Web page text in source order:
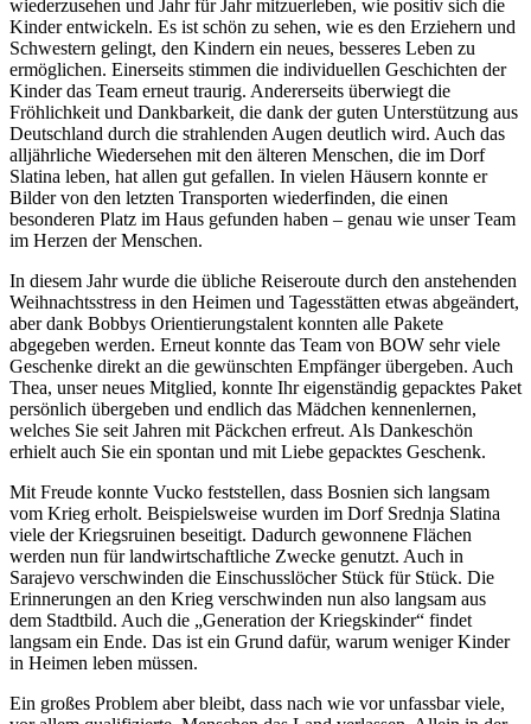
wiederzusehen und Jahr für Jahr mitzuerleben, wie positiv sich die
Kinder entwickeln. Es ist schön zu sehen, wie es den Erziehern und
Schwestern gelingt, den Kindern ein neues, besseres Leben zu
ermöglichen. Einerseits stimmen die individuellen Geschichten der
Kinder das Team erneut traurig. Andererseits überwiegt die
Fröhlichkeit und Dankbarkeit, die dank der guten Unterstützung aus
Deutschland durch die strahlenden Augen deutlich wird. Auch das
alljährliche Wiedersehen mit den älteren Menschen, die im Dorf
Slatina leben, hat allen gut gefallen. In vielen Häusern konnte er
Bilder von den letzten Transporten wiederfinden, die einen
besonderen Platz im Haus gefunden haben – genau wie unser Team
im Herzen der Menschen.
In diesem Jahr wurde die übliche Reiseroute durch den anstehenden
Weihnachtsstress in den Heimen und Tagesstätten etwas abgeändert,
aber dank Bobbys Orientierungstalent konnten alle Pakete
abgegeben werden. Erneut konnte das Team von BOW sehr viele
Geschenke direkt an die gewünschten Empfänger übergeben. Auch
Thea, unser neues Mitglied, konnte Ihr eigenständig gepacktes Paket
persönlich übergeben und endlich das Mädchen kennenlernen,
welches Sie seit Jahren mit Päckchen erfreut. Als Dankeschön
erhielt auch Sie ein spontan und mit Liebe gepacktes Geschenk.
Mit Freude konnte Vucko feststellen, dass Bosnien sich langsam
vom Krieg erholt. Beispielsweise wurden im Dorf Srednja Slatina
viele der Kriegsruinen beseitigt. Dadurch gewonnene Flächen
werden nun für landwirtschaftliche Zwecke genutzt. Auch in
Sarajevo verschwinden die Einschusslöcher Stück für Stück. Die
Erinnerungen an den Krieg verschwinden nun also langsam aus
dem Stadtbild. Auch die „Generation der Kriegskinder“ findet
langsam ein Ende. Das ist ein Grund dafür, warum weniger Kinder
in Heimen leben müssen.
Ein großes Problem aber bleibt, dass nach wie vor unfassbar viele,